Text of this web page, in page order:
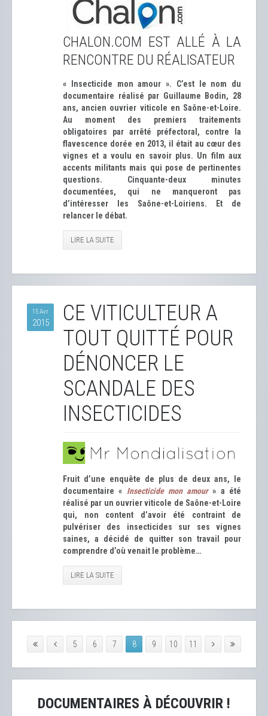
CHALON.COM EST ALLÉ À LA
RENCONTRE DU RÉALISATEUR
« Insecticide mon amour ». C’est le nom du
documentaire réalisé par Guillaume Bodin, 28
ans, ancien ouvrier viticole en Saône-et-Loire.
Au moment des premiers traitements
obligatoires par arrêté préfectoral, contre la
flavescence dorée en 2013, il était au cœur des
vignes et a voulu en savoir plus. Un film aux
accents militants mais qui pose de pertinentes
questions. Cinquante-deux minutes
documentées, qui ne manqueront pas
d’intéresser les Saône-et-Loiriens. Et de
relancer le débat.
LIRE LA SUITE
15 Avr
2015
CE VITICULTEUR A
TOUT QUITTÉ POUR
DÉNONCER LE
SCANDALE DES
INSECTICIDES
Fruit d’une enquête de plus de deux ans, le
documentaire « Insecticide mon amour» a été
réalisé par un ouvrier viticole de Saône-et-Loire
qui, non content d’avoir été contraint de
pulvériser des insecticides sur ses vignes
saines, a décidé de quitter son travail pour
comprendre d’où venait le problème…
LIRE LA SUITE
5 6 7 8 9 10 11
DOCUMENTAIRES À DÉCOUVRIR !